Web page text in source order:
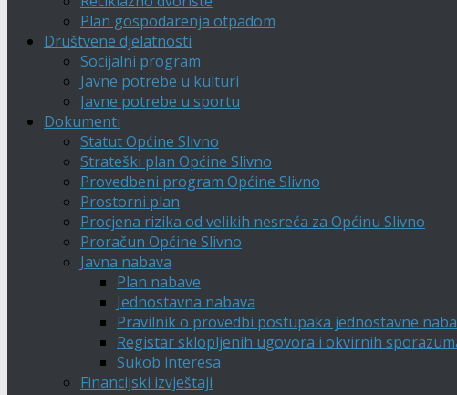
Plan gospodarenja otpadom
Društvene djelatnosti
Socijalni program
Javne potrebe u kulturi
Javne potrebe u sportu
Dokumenti
Statut Općine Slivno
Strateški plan Općine Slivno
Provedbeni program Općine Slivno
Prostorni plan
Procjena rizika od velikih nesreća za Općinu Slivno
Proračun Općine Slivno
Javna nabava
Plan nabave
Jednostavna nabava
Pravilnik o provedbi postupaka jednostavne
Registar sklopljenih ugovora i okvirnih
Sukob interesa
Financijski izvještaji